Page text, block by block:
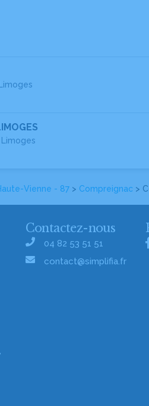
Limoges
Vienne - 87 > Compreignac >
Contactez-nous
04 82 53 51 51
contact@simplifia.fr